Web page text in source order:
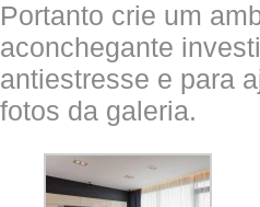
Portanto crie um
aconchegante
antiestresse e para
fotos da galeria.